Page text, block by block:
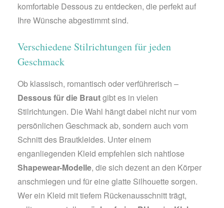
komfortable Dessous zu entdecken, die perfekt auf
Ihre Wünsche abgestimmt sind.
Verschiedene Stilrichtungen für jeden
Geschmack
Ob klassisch, romantisch oder verführerisch –
Dessous für die Brautgibt es in vielen
Stilrichtungen. Die Wahl hängt dabei nicht nur vom
persönlichen Geschmack ab, sondern auch vom
Schnitt des Brautkleides. Unter einem
enganliegenden Kleid empfehlen sich nahtlose
Shapewear-Modelle, die sich dezent an den Körper
anschmiegen und für eine glatte Silhouette sorgen.
Wer ein Kleid mit tiefem Rückenausschnitt trägt,